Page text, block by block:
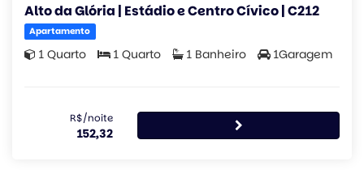
Alto da Glória | Estádio e Centro Cívico | C212
Apartamento
1 Quarto 1 Quarto 1 Banheiro 1Garagem
R$/noite
152,32